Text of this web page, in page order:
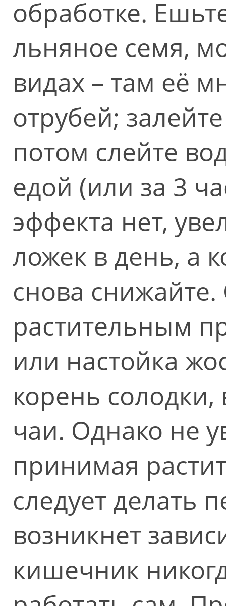
обработке.
льняное семя,
видах – там её
отрубей;
потом слейте
едой (или за 3
эффекта нет,
ложек в день, а
снова снижайте.
растительным
или настойка
корень
чаи. Однако не
принимая
следует делать
возникнет
кишечник